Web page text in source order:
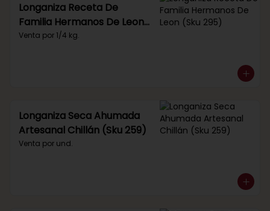
Longaniza Receta De
Familia Hermanos De Leon
(Sku 295)
Venta por 1/4 kg.
Longaniza Seca Ahumada
Artesanal Chillán (Sku 259)
Venta por und.